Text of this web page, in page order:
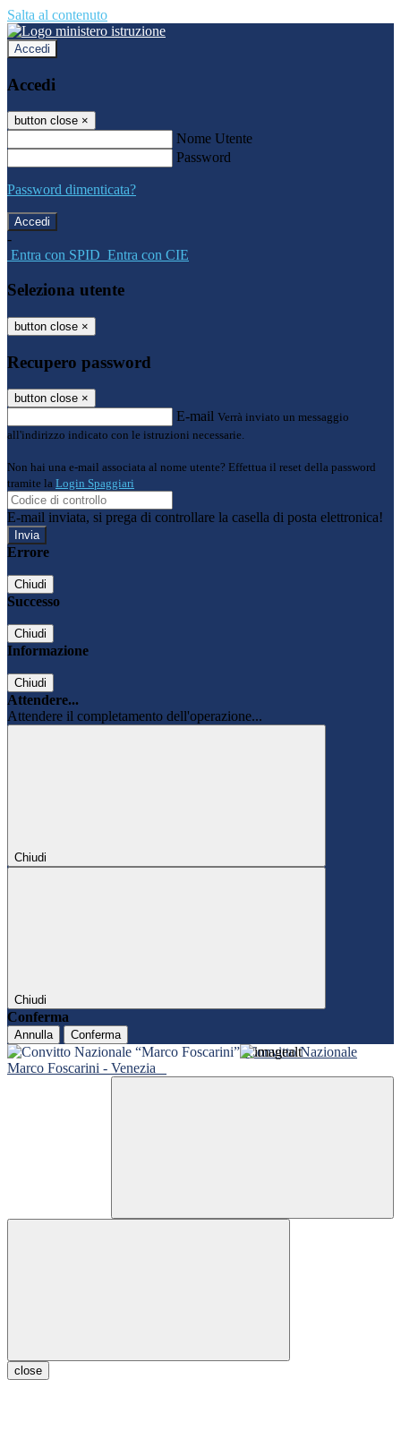
Salta al contenuto
Accedi
Accedi
button close ×
Nome Utente
Password
Password dimenticata?
-
Entra con SPID Entra con CIE
Seleziona utente
button close ×
Recupero password
button close ×
E-mail Verrà inviato un messaggio
all'indirizzo indicato con le istruzioni necessarie.
Non hai una e-mail associata al nome utente? Effettua il reset della password
tramite la Login Spaggiari
E-mail inviata, si prega di controllare la casella di posta elettronica!
Errore
Chiudi
Successo
Chiudi
Informazione
Chiudi
Attendere...
Attendere il completamento dell'operazione...
Chiudi
Chiudi
Conferma
Annulla Conferma
Convitto Nazionale
Marco Foscarini - Venezia
close